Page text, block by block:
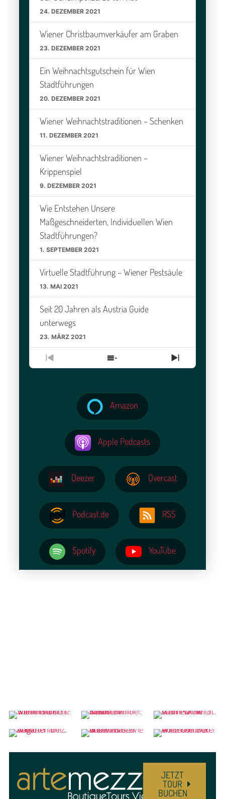
24. DEZEMBER 2021
Wiener Christbaumverkäufer am Graben
23. DEZEMBER 2021
Ein Weihnachtsgutschein für Wien
Stadtführungen
20. DEZEMBER 2021
Wiener Weihnachtstraditionen – Schenken
11. DEZEMBER 2021
Wiener Weihnachtstraditionen –
Krippenspiel
9. DEZEMBER 2021
Wie Entstehen Unsere
Maßgeschneiderten, Individuellen Wien
Stadtführungen?
1. SEPTEMBER 2021
Virtuelle Stadtführung – Wiener Pestsäule
13. MAI 2021
Seit 20 Jahren als Austria Guide
unterwegs
23. MÄRZ 2021
Vorherige
Episode
Episodenliste
anzeigen
Nächste
Episode
Amazon
Apple Podcasts
Deezer Overcast
Podcast.de RSS
Spotify YouTube
JETZT
TOUR
BUCHEN